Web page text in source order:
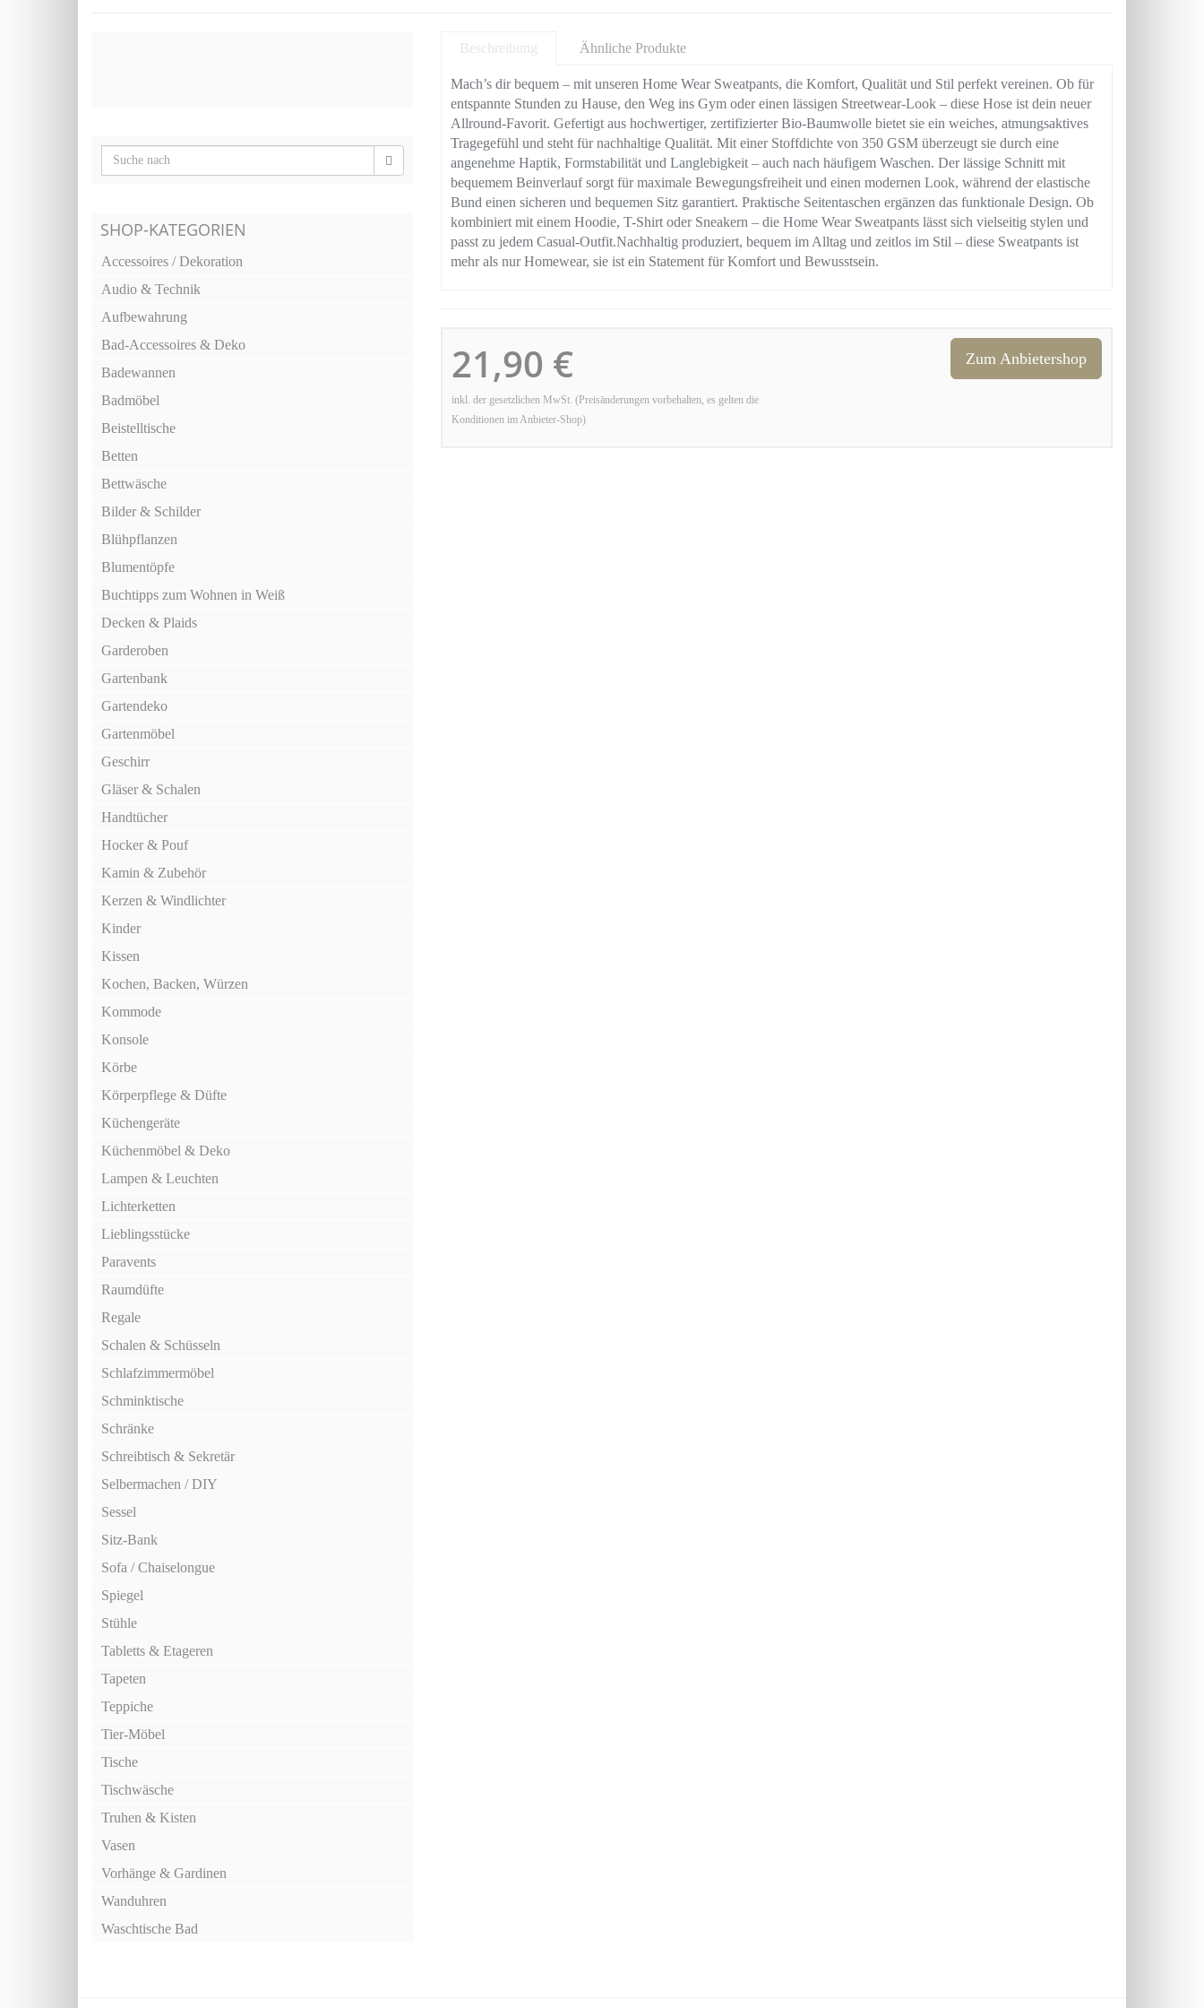
Beschreibung Ähnliche Produkte
Mach’s dir bequem – mit unseren Home Wear Sweatpants, die Komfort, Qualität und Stil perfekt vereinen. Ob für
entspannte Stunden zu Hause, den Weg ins Gym oder einen lässigen Streetwear-Look – diese Hose ist dein neuer
Allround-Favorit. Gefertigt aus hochwertiger, zertifizierter Bio-Baumwolle bietet sie ein weiches, atmungsaktives
Tragegefühl und steht für nachhaltige Qualität. Mit einer Stoffdichte von 350 GSM überzeugt sie durch eine
angenehme Haptik, Formstabilität und Langlebigkeit – auch nach häufigem Waschen. Der lässige Schnitt mit
bequemem Beinverlauf sorgt für maximale Bewegungsfreiheit und einen modernen Look, während der elastische
Bund einen sicheren und bequemen Sitz garantiert. Praktische Seitentaschen ergänzen das funktionale Design. Ob
kombiniert mit einem Hoodie, T-Shirt oder Sneakern – die Home Wear Sweatpants lässt sich vielseitig stylen und
passt zu jedem Casual-Outfit.Nachhaltig produziert, bequem im Alltag und zeitlos im Stil – diese Sweatpants ist
mehr als nur Homewear, sie ist ein Statement für Komfort und Bewusstsein.
21,90 €
inkl. der gesetzlichen MwSt. (Preisänderungen vorbehalten, es gelten die
Konditionen im Anbieter-Shop)
Zum Anbietershop
SHOP-KATEGORIEN
Accessoires / Dekoration
Audio & Technik
Aufbewahrung
Bad-Accessoires & Deko
Badewannen
Badmöbel
Beistelltische
Betten
Bettwäsche
Bilder & Schilder
Blühpflanzen
Blumentöpfe
Buchtipps zum Wohnen in Weiß
Decken & Plaids
Garderoben
Gartenbank
Gartendeko
Gartenmöbel
Geschirr
Gläser & Schalen
Handtücher
Hocker & Pouf
Kamin & Zubehör
Kerzen & Windlichter
Kinder
Kissen
Kochen, Backen, Würzen
Kommode
Konsole
Körbe
Körperpflege & Düfte
Küchengeräte
Küchenmöbel & Deko
Lampen & Leuchten
Lichterketten
Lieblingsstücke
Paravents
Raumdüfte
Regale
Schalen & Schüsseln
Schlafzimmermöbel
Schminktische
Schränke
Schreibtisch & Sekretär
Selbermachen / DIY
Sessel
Sitz-Bank
Sofa / Chaiselongue
Spiegel
Stühle
Tabletts & Etageren
Tapeten
Teppiche
Tier-Möbel
Tische
Tischwäsche
Truhen & Kisten
Vasen
Vorhänge & Gardinen
Wanduhren
Waschtische Bad